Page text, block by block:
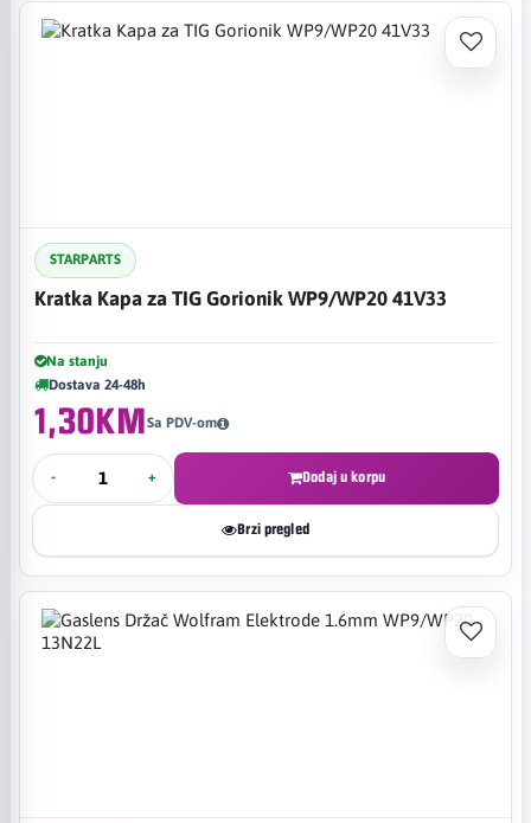
STARPARTS
Kratka Kapa za TIG Gorionik WP9/WP20 41V33
Na stanju
Dostava 24-48h
1,30KMSa PDV-om
- + Dodaj u korpu
Brzi pregled